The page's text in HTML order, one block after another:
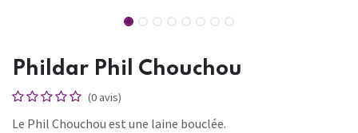
Phildar Phil Chouchou
(0 avis)
Le Phil Chouchou est une laine bouclée.